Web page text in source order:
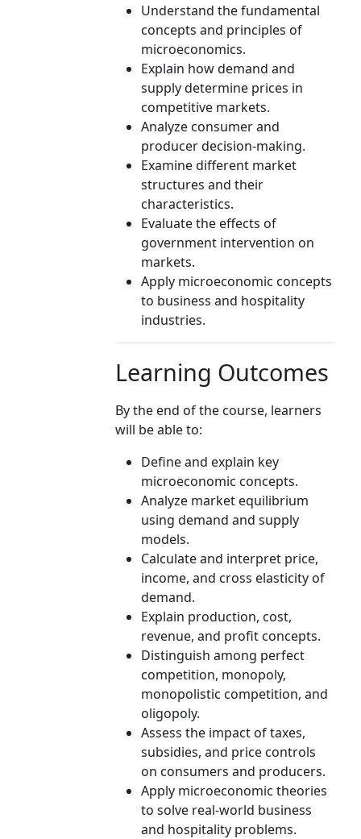
Understand the fundamental
concepts and principles of
microeconomics.
Explain how demand and
supply determine prices in
competitive markets.
Analyze consumer and
producer decision-making.
Examine different market
structures and their
characteristics.
Evaluate the effects of
government intervention on
markets.
Apply microeconomic concepts
to business and hospitality
industries.
Learning Outcomes
By the end of the course, learners
will be able to:
Define and explain key
microeconomic concepts.
Analyze market equilibrium
using demand and supply
models.
Calculate and interpret price,
income, and cross elasticity of
demand.
Explain production, cost,
revenue, and profit concepts.
Distinguish among perfect
competition, monopoly,
monopolistic competition, and
oligopoly.
Assess the impact of taxes,
subsidies, and price controls
on consumers and producers.
Apply microeconomic theories
to solve real-world business
and hospitality problems.